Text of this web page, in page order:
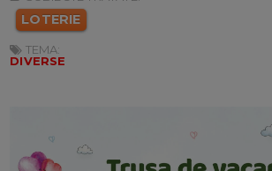
LOTERIE
TEMA:
DIVERSE